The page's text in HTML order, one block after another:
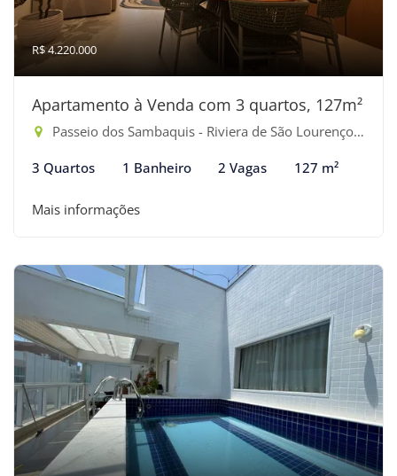
R$ 4.220.000
Apartamento à Venda com 3 quartos, 127m²
Passeio dos Sambaquis - Riviera de São Lourenço, Bertioga-SP
3 Quartos 1 Banheiro 2 Vagas 127 m²
Mais informações